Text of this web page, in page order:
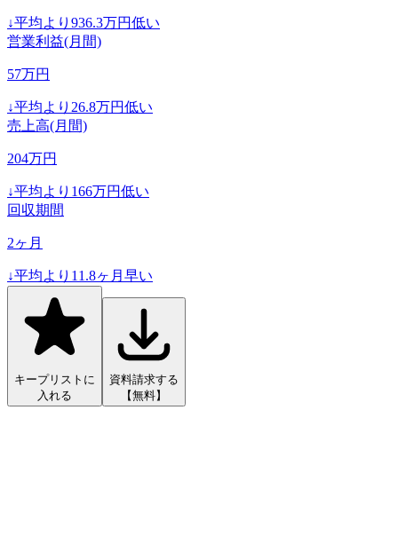
↓平均より 936.3万円低い
営業利益(月間)
57万円
↓平均より 26.8万円低い
売上高(月間)
204万円
↓平均より 166万円低い
回収期間
2ヶ月
↓平均より 11.8ヶ月早い
キープリストに
入れる
資料請求する
【無料】